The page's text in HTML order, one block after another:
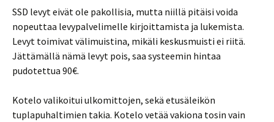
SSD levyt eivät ole pakollisia, mutta niillä pitäisi voida
nopeuttaa levypalvelimelle kirjoittamista ja lukemista.
Levyt toimivat välimuistina, mikäli keskusmuisti ei riitä.
Jättämällä nämä levyt pois, saa systeemin hintaa
pudotettua 90€.
Kotelo valikoitui ulkomittojen, sekä etusäleikön
tuplapuhaltimien takia. Kotelo vetää vakiona tosin vain